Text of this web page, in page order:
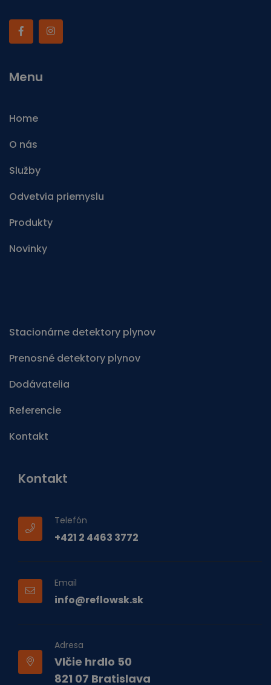
Menu
Home
O nás
Služby
Odvetvia priemyslu
Produkty
Novinky
Stacionárne detektory plynov
Prenosné detektory plynov
Dodávatelia
Referencie
Kontakt
Kontakt
Telefón
+421 2 4463 3772
Email
info@reflowsk.sk
Adresa
Vlčie hrdlo 50
821 07 Bratislava